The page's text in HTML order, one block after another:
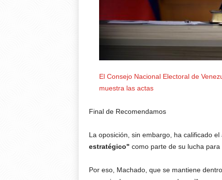
El Consejo Nacional Electoral de
muestra las actas
Final de Recomendamos
La oposición, sin embargo, ha calificado
estratégico" como parte de su lucha
Por eso, Machado, que se mantiene